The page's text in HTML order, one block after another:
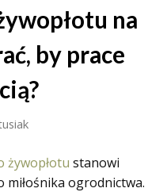
na
by prace
żywopłotu stanowi
miłośnika ogrodnictwa.